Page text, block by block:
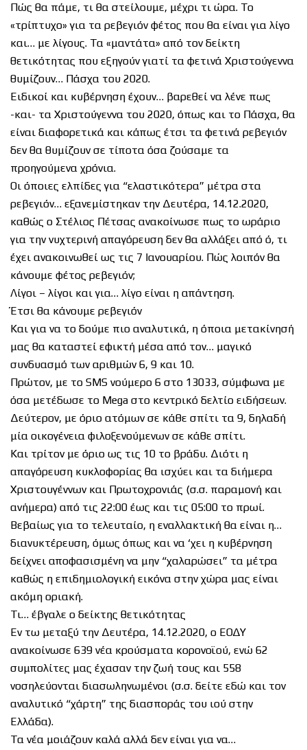
Πώς θα πάμε, τι θα στείλουμε, μέχρι τι ώρα. Το
«τρίπτυχο» για τα ρεβεγιόν φέτος που θα είναι για λίγο
και… με λίγους. Τα «μαντάτα» από τον δείκτη
θετικότητας που εξηγούν γιατί τα φετινά Χριστούγεννα
θυμίζουν… Πάσχα του 2020.
Ειδικοί και κυβέρνηση έχουν… βαρεθεί να λένε πως
-και- τα Χριστούγεννα του 2020, όπως και το Πάσχα, θα
είναι διαφορετικά και κάπως έτσι τα φετινά ρεβεγιόν
δεν θα θυμίζουν σε τίποτα όσα ζούσαμε τα
προηγούμενα χρόνια.
Οι όποιες ελπίδες για “ελαστικότερα” μέτρα στα
ρεβεγιόν… εξανεμίστηκαν την Δευτέρα, 14.12.2020,
καθώς ο Στέλιος Πέτσας ανακοίνωσε πως το ωράριο
για την νυχτερινή απαγόρευση δεν θα αλλάξει από ό, τι
έχει ανακοινωθεί ως τις 7 Ιανουαρίου. Πώς λοιπόν θα
κάνουμε φέτος ρεβεγιόν;
Λίγοι – λίγοι και για… λίγο είναι η απάντηση.
Έτσι θα κάνουμε ρεβεγιόν
Και για να το δούμε πιο αναλυτικά, η όποια μετακίνησή
μας θα καταστεί εφικτή μέσα από τον… μαγικό
συνδυασμό των αριθμών 6, 9 και 10.
Πρώτον, με το SMS νούμερο 6 στο 13033, σύμφωνα με
όσα μετέδωσε το Mega στο κεντρικό δελτίο ειδήσεων.
Δεύτερον, με όριο ατόμων σε κάθε σπίτι τα 9, δηλαδή
μία οικογένεια φιλοξενούμενων σε κάθε σπίτι.
Και τρίτον με όριο ως τις 10 το βράδυ. Διότι η
απαγόρευση κυκλοφορίας θα ισχύει και τα διήμερα
Χριστουγέννων και Πρωτοχρονιάς (σ.σ. παραμονή και
ανήμερα) από τις 22:00 έως και τις 05:00 το πρωί.
Βεβαίως για το τελευταίο, η εναλλακτική θα είναι η…
διανυκτέρευση, όμως όπως και να ‘χει η κυβέρνηση
δείχνει αποφασισμένη να μην “χαλαρώσει” τα μέτρα
καθώς η επιδημιολογική εικόνα στην χώρα μας είναι
ακόμη οριακή.
Τι… έβγαλε ο δείκτης θετικότητας
Εν τω μεταξύ την Δευτέρα, 14.12.2020, ο ΕΟΔΥ
ανακοίνωσε 639 νέα κρούσματα κορονοϊού, ενώ 62
συμπολίτες μας έχασαν την ζωή τους και 558
νοσηλεύονται διασωληνωμένοι (σ.σ. δείτε εδώ και τον
αναλυτικό “χάρτη” της διασποράς του ιού στην
Ελλάδα).
Τα νέα μοιάζουν καλά αλλά δεν είναι για να…